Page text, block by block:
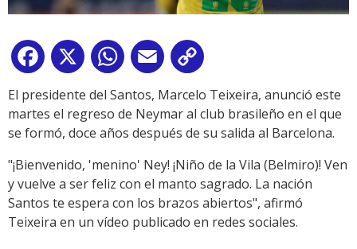
Facebook
X WhatsApp
Email
Link
El presidente del Santos, Marcelo Teixeira, anunció este
martes el regreso de Neymar al club brasileño en el que
se formó, doce años después de su salida al Barcelona.
"¡Bienvenido, 'menino' Ney! ¡Niño de la Vila (Belmiro)! Ven
y vuelve a ser feliz con el manto sagrado. La nación
Santos te espera con los brazos abiertos", afirmó
Teixeira en un vídeo publicado en redes sociales.